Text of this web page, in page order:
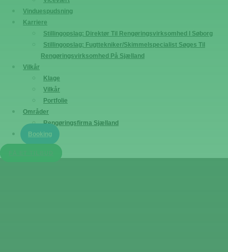
Vinduespudsning
Karriere
Stillingopslag: Direktør Til Rengøringsvirksomhed I Søborg
Stillingopslag: Fugttekniker/Skimmelspecialist Søges Til
Rengøringsvirksomhed På Sjælland
Vilkår
Klage
Vilkår
Portfolie
Områder
Rengøringsfirma Sjælland
Booking